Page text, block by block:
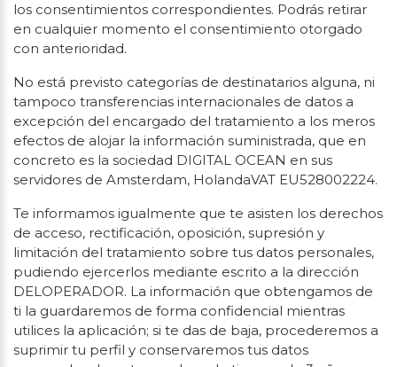
los consentimientos correspondientes. Podrás retirar
en cualquier momento el consentimiento otorgado
con anterioridad.
No está previsto categorías de destinatarios alguna, ni
tampoco transferencias internacionales de datos a
excepción del encargado del tratamiento a los meros
efectos de alojar la información suministrada, que en
concreto es la sociedad DIGITAL OCEAN en sus
servidores de Amsterdam, HolandaVAT EU528002224.
Te informamos igualmente que te asisten los derechos
de acceso, rectificación, oposición, supresión y
limitación del tratamiento sobre tus datos personales,
pudiendo ejercerlos mediante escrito a la dirección
DELOPERADOR. La información que obtengamos de
ti la guardaremos de forma confidencial mientras
utilices la aplicación; si te das de baja, procederemos a
suprimir tu perfil y conservaremos tus datos